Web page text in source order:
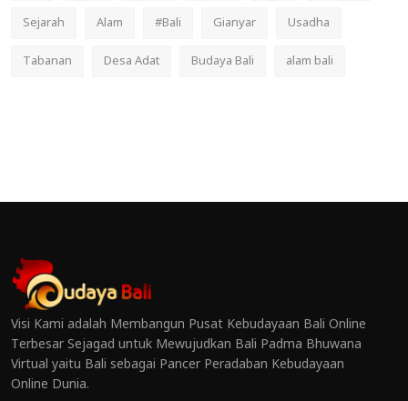
Sejarah
Alam #Bali Gianyar
Usadha
Tabanan
Desa Adat Budaya Bali alam bali
Visi Kami adalah Membangun Pusat Kebudayaan Bali Online
Terbesar Sejagad untuk Mewujudkan Bali Padma Bhuwana
Virtual yaitu Bali sebagai Pancer Peradaban Kebudayaan
Online Dunia.